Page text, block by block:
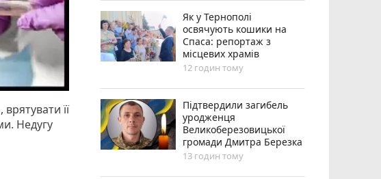
її
Недугу
Як у Тернополі
освячують кошики на
Спаса: репортаж з
місцевих храмів
12 годин тому
Підтвердили загибель
уродженця
Великоберезовицької
громади Дмитра Березка
13 годин тому